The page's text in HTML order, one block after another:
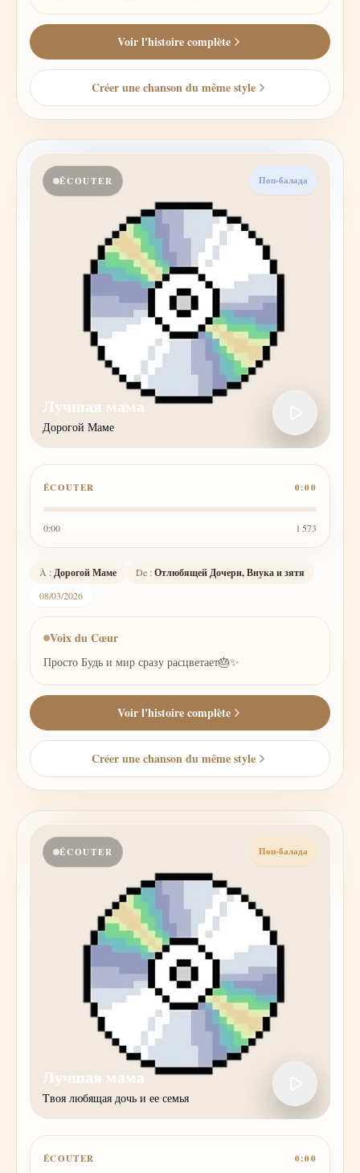
Voir l'histoire complète
Créer une chanson du même style
ÉCOUTER Поп-балада
Лучшая мама
Дорогой Маме
ÉCOUTER 0:00
0:00 1 573
À :Дорогой Маме De :Отлюбящей Дочери, Внука и зятя
08/03/2026
Voix du Cœur
Просто Будь и мир сразу расцветает🎂✨
Voir l'histoire complète
Créer une chanson du même style
ÉCOUTER Поп-балада
Лучшая мама
Tвоя любящая дочь и ее семья
ÉCOUTER 0:00